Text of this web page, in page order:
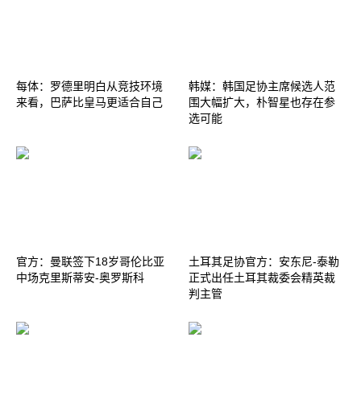
每体：罗德里明白从竞技环境
来看，巴萨比皇马更适合自己
韩媒：韩国足协主席候选人范
围大幅扩大，朴智星也存在参
选可能
官方：曼联签下18岁哥伦比亚
中场克里斯蒂安-奥罗斯科
土耳其足协官方：安东尼-泰勒
正式出任土耳其裁委会精英裁
判主管